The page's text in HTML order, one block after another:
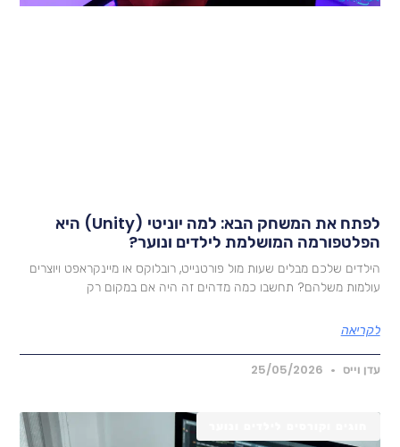
לפתח את המשחק הבא: למה יוניטי (Unity) היא
המושלמת לילדים ונוער?
שלכם מבלים שעות מול פורטנייט, רובלוקס או מיינקראפט ויוצרים
משלהם? תחשבו כמה מדהים זה היה אם במקום רק
וייס 25/05/2026